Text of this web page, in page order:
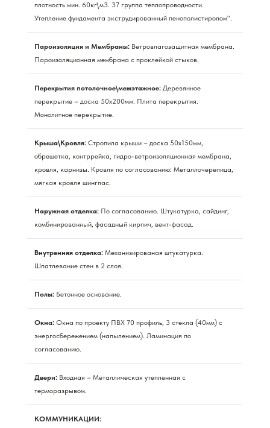
плотность мин. 60кг\м3. 37 группа теплопроводности.
Утепление фундамента экструдированный пенополистиролом".
Пароизоляция и Мембраны: Ветровлагозащитная мембрана.
Пароизоляционная мембрана с проклейкой стыков.
Перекрытия потолочное\межэтажное: Деревянное
перекрытие – доска 50х200мм. Плита перекрытия.
Монолитное перекрытие.
Крыша\Кровля: Стропила крыши – доска 50х150мм,
обрешетка, контррейка, гидро-ветроизоляционная мембрана,
кровля, карнизы. Кровля по согласованию: Металлочерепица,
мягкая кровля шинглас.
Наружная отделка: По согласованию. Штукатурка, сайдинг,
комбинированный, фасадный кирпич, вент-фасад.
Внутренняя отделка: Механизированая штукатурка.
Шпатлевание стен в 2 слоя.
Полы: Бетонное основание.
Окна: Окна по проекту ПВХ 70 профиль, 3 стекла (40мм) с
энергосбережением (напылением). Ламинация по
согласованию.
Двери: Входная – Металлическая утепленная с
терморазрывом.
КОММУНИКАЦИИ: